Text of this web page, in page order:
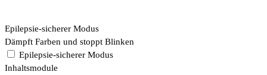
Epilepsie-sicherer Modus
Dämpft Farben und stoppt Blinken
Epilepsie-sicherer Modus
Inhaltsmodule